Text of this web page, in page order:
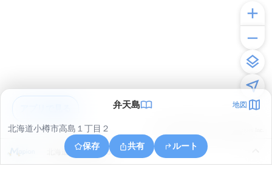
弁天島 地図
北海道小樽市高島１丁目２
保存
共有 ルート
北海道小樽市港町３